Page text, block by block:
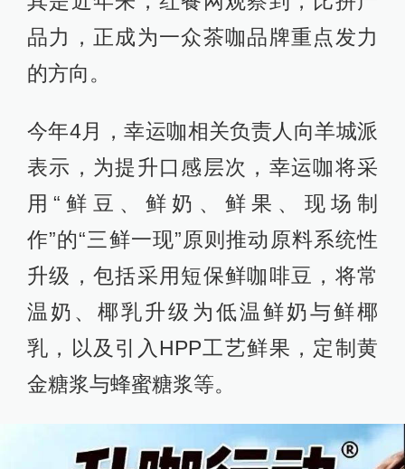
品力，正成为一众茶咖品牌重点发力
的方向。
今年4月，幸运咖相关负责人向羊城派
表示，为提升口感层次，幸运咖将采
用“鲜豆、鲜奶、鲜果、现场制
作”的“三鲜一现”原则推动原料系统性
升级，包括采用短保鲜咖啡豆，将常
温奶、椰乳升级为低温鲜奶与鲜椰
乳，以及引入HPP工艺鲜果，定制黄
金糖浆与蜂蜜糖浆等。